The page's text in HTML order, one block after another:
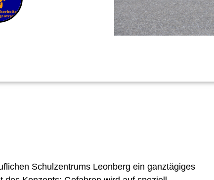
Schulzentrums Leonberg ein ganztägiges